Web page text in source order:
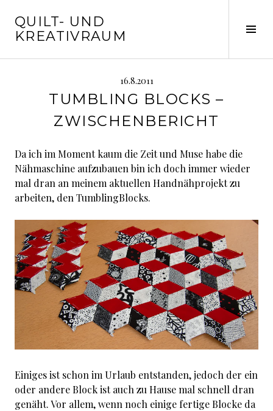
zum
Inhalt
QUILT- UND
KREATIVRAUM
16.8.2011
TUMBLING BLOCKS –
ZWISCHENBERICHT
Da ich im Moment kaum die Zeit und Muse habe die
Nähmaschine aufzubauen bin ich doch immer wieder
mal dran an meinem aktuellen Handnähprojekt zu
arbeiten, den TumblingBlocks.
Einiges ist schon im Urlaub entstanden, jedoch der ein
oder andere Block ist auch zu Hause mal schnell dran
genäht. Vor allem, wenn noch einige fertige Blocke da